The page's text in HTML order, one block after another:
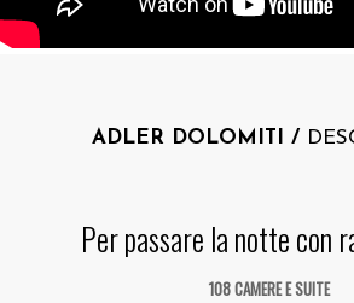
ADLER DOLOMITI /
Per passare la notte con
108 CAMERE E SUITE